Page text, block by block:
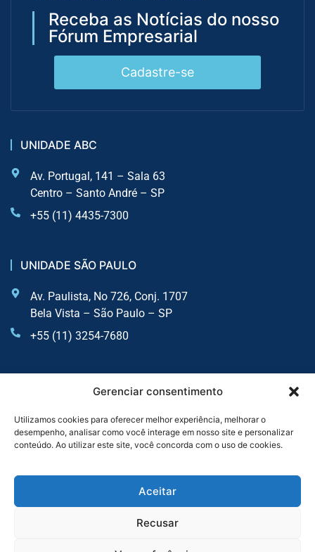
Gerenciar consentimento
Utilizamos cookies para oferecer melhor experiência, melhorar o
desempenho, analisar como você interage em nosso site e personalizar
conteúdo. Ao utilizar este site, você concorda com o uso de cookies.
Aceitar
Recusar
Receba as Notícias do nosso
Fórum Empresarial
Cadastre-se
UNIDADE ABC
Av. Portugal, 141 – Sala 63
Centro – Santo André – SP
+55 (11) 4435-7300
UNIDADE SÃO PAULO
Av. Paulista, No 726, Conj. 1707
Bela Vista – São Paulo – SP
+55 (11) 3254-7680
UNIDADE SOROCABA
Av. Dr Afonso Vergueiro, 2900 - Sala 6 - Vila Augusta
Sorocaba - SP
+55 (11) 3254-7680